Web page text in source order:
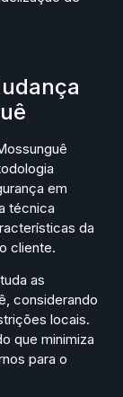
em
técnica
da
cliente.
as
considerando
locais.
que minimiza
para o